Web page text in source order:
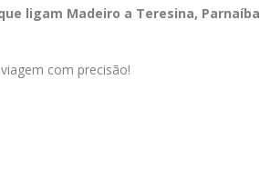
ligam Madeiro a Teresina, Parnaíba
com precisão!